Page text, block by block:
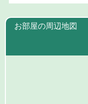
お部屋の周辺地図